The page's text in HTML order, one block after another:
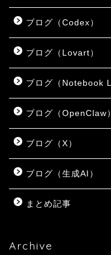
ブログ（Codex）
ブログ（Lovart）
ブログ（Notebook
ブログ（OpenClaw）
ブログ（X）
ブログ（生成AI）
まとめ記事
Archive